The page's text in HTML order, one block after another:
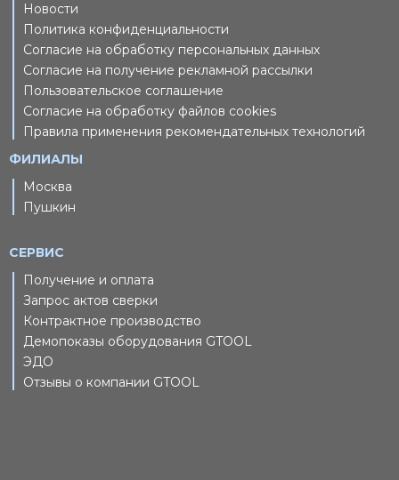
Новости
Политика конфиденциальности
Согласие на обработку персональных данных
Согласие на получение рекламной рассылки
Пользовательское соглашение
Согласие на обработку файлов cookies
Правила применения рекомендательных технологий
ФИЛИАЛЫ
Москва
Пушкин
СЕРВИС
Получение и оплата
Запрос актов сверки
Контрактное производство
Демопоказы оборудования GTOOL
ЭДО
Отзывы о компании GTOOL